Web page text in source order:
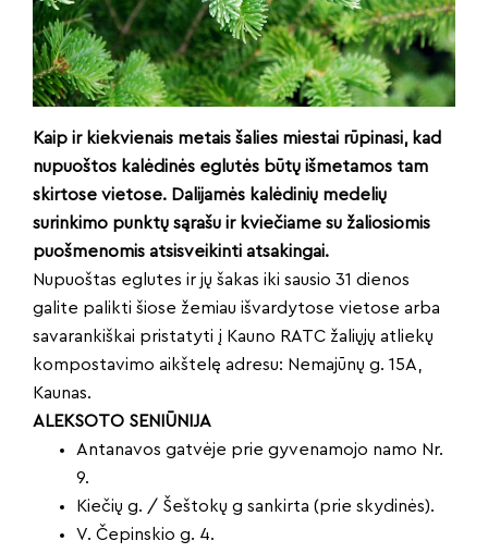
Kaip ir kiekvienais metais šalies miestai rūpinasi, kad
nupuoštos kalėdinės eglutės būtų išmetamos tam
skirtose vietose. Dalijamės kalėdinių medelių
surinkimo punktų sąrašu ir kviečiame su žaliosiomis
puošmenomis atsisveikinti atsakingai.
Nupuoštas eglutes ir jų šakas iki sausio 31 dienos
galite palikti šiose žemiau išvardytose vietose arba
savarankiškai pristatyti į Kauno RATC žaliųjų atliekų
kompostavimo aikštelę adresu: Nemajūnų g. 15A,
Kaunas.
ALEKSOTO SENIŪNIJA
Antanavos gatvėje prie gyvenamojo namo Nr.
9.
Kiečių g. / Šeštokų g sankirta (prie skydinės).
V. Čepinskio g. 4.